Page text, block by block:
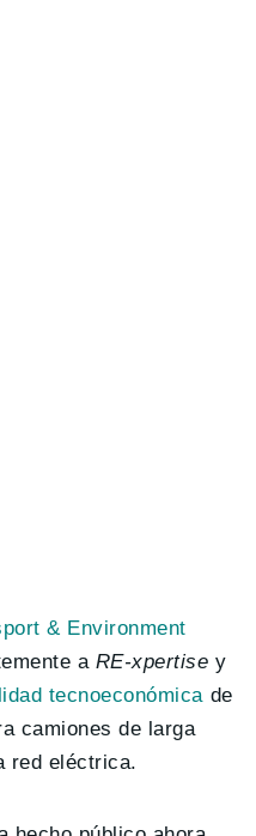
& Environment
a RE-xpertise y
tecnoeconómica de
camiones de larga
red eléctrica.